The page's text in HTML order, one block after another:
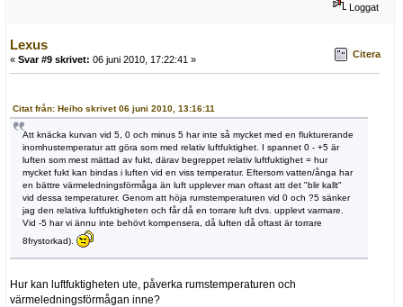
Loggat
Lexus
« Svar #9 skrivet: 06 juni 2010, 17:22:41 » Citera
Citat från: Heiho skrivet 06 juni 2010, 13:16:11
Att knäcka kurvan vid 5, 0 och minus 5 har inte så mycket med en flukturerande
inomhustemperatur att göra som med relativ luftfuktighet. I spannet 0 - +5 är
luften som mest mättad av fukt, därav begreppet relativ luftfuktighet = hur
mycket fukt kan bindas i luften vid en viss temperatur. Eftersom vatten/ånga har
en bättre värmeledningsförmåga än luft upplever man oftast att det "blir kallt"
vid dessa temperaturer. Genom att höja rumstemperaturen vid 0 och ?5 sänker
jag den relativa luftfuktigheten och får då en torrare luft dvs. upplevt varmare.
Vid -5 har vi ännu inte behövt kompensera, då luften då oftast är torrare
8frystorkad).
Hur kan luftfuktigheten ute, påverka rumstemperaturen och
värmeledningsförmågan inne?